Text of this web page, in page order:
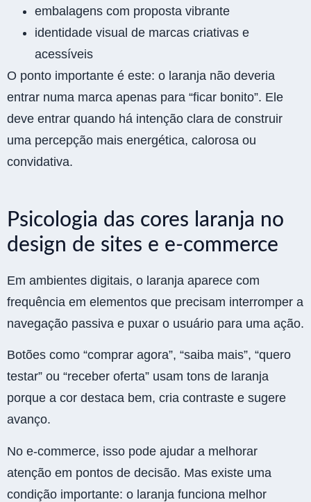
embalagens com proposta vibrante
identidade visual de marcas criativas e
acessíveis
O ponto importante é este: o laranja não deveria
entrar numa marca apenas para “ficar bonito”. Ele
deve entrar quando há intenção clara de construir
uma percepção mais energética, calorosa ou
convidativa.
Psicologia das cores laranja no
design de sites e e-commerce
Em ambientes digitais, o laranja aparece com
frequência em elementos que precisam interromper a
navegação passiva e puxar o usuário para uma ação.
Botões como “comprar agora”, “saiba mais”, “quero
testar” ou “receber oferta” usam tons de laranja
porque a cor destaca bem, cria contraste e sugere
avanço.
No e-commerce, isso pode ajudar a melhorar
atenção em pontos de decisão. Mas existe uma
condição importante: o laranja funciona melhor